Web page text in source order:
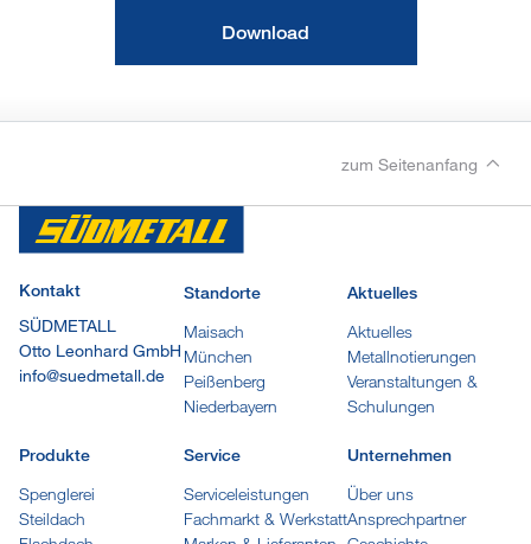
Download
zum Seitenanfang
Kontakt
SÜDMETALL
Otto Leonhard GmbH
info@suedmetall.de
Standorte
Maisach
München
Peißenberg
Niederbayern
Aktuelles
Aktuelles
Metallnotierungen
Veranstaltungen &
Schulungen
Produkte
Spenglerei
Steildach
Service
Serviceleistungen
Fachmarkt & Werkstatt
Unternehmen
Über uns
Ansprechpartner